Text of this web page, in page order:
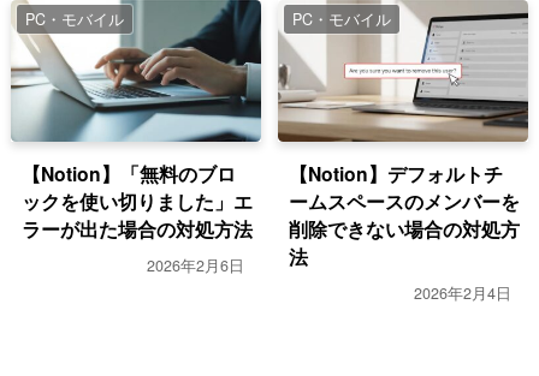
PC・モバイル
【Notion】「無料のブロ
ックを使い切りました」エ
ラーが出た場合の対処方法
2026年2月6日
PC・モバイル
【Notion】デフォルトチ
ームスペースのメンバーを
削除できない場合の対処方
法
2026年2月4日